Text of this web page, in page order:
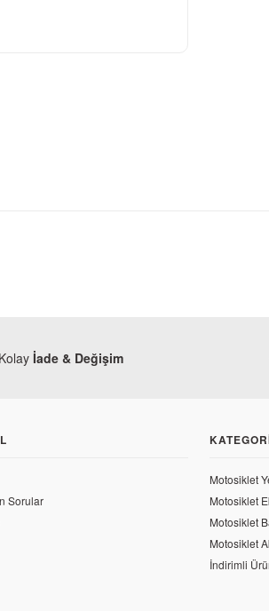
CBF 150 Sol Kapak Contası Honda
Kolay İade & Değişim
Sorular
Motosiklet
Motosiklet
Motosiklet
Motosiklet
İndirimli